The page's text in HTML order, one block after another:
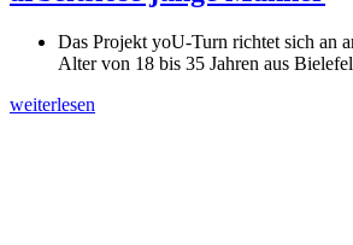
Das Projekt yoU-Turn richtet sich an
Alter von 18 bis 35 Jahren aus
weiterlesen